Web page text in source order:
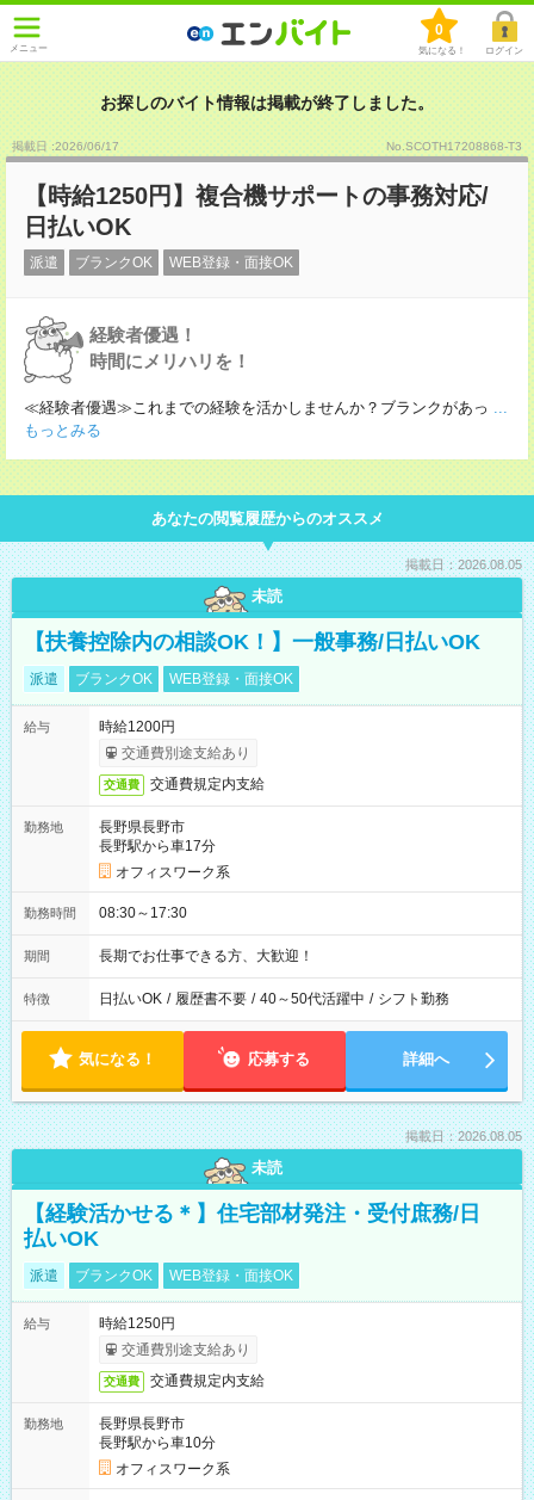
メニュー
0
気になる！ ログイン
お探しのバイト情報は掲載が終了しました。
掲載日 :2026/06/17 No.SCOTH17208868-T3
【時給1250円】複合機サポートの事務対応/
日払いOK
派遣 ブランクOK WEB登録・面接OK
経験者優遇！
時間にメリハリを！
≪経験者優遇≫これまでの経験を活かしませんか？ブランクがあっ ...
もっとみる
あなたの閲覧履歴からのオススメ
掲載日：2026.08.05
未読
【扶養控除内の相談OK！】一般事務/日払いOK
派遣 ブランクOK WEB登録・面接OK
給与
時給1200円
交通費別途支給あり
交通費 交通費規定内支給
勤務地
長野県長野市
長野駅から車17分
オフィスワーク系
勤務時間 08:30～17:30
期間 長期でお仕事できる方、大歓迎！
特徴 日払いOK / 履歴書不要 / 40～50代活躍中 / シフト勤務
気になる！ 応募する 詳細へ
掲載日：2026.08.05
未読
【経験活かせる＊】住宅部材発注・受付庶務/日
払いOK
派遣 ブランクOK WEB登録・面接OK
給与
時給1250円
交通費別途支給あり
交通費 交通費規定内支給
勤務地
長野県長野市
長野駅から車10分
オフィスワーク系